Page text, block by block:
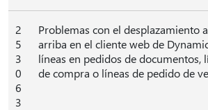
2
5
3
0
6
3
Problemas con el desplazamiento
arriba en el cliente web de
líneas en pedidos de documentos,
de compra o líneas de pedido de